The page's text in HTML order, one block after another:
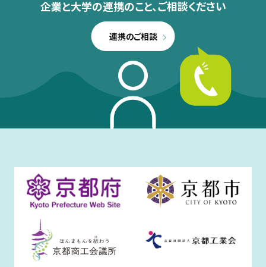
企業と大学の連携のこと、ご相談ください
連携のご相談